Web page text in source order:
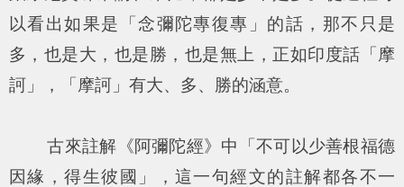
以看出如果是「念彌陀專復專」的話，那不只是
多，也是大，也是勝，也是無上，正如印度話「摩
訶」，「摩訶」有大、多、勝的涵意。
古來註解《阿彌陀經》中「不可以少善根福德
因緣，得生彼國」，這一句經文的註解都各不一